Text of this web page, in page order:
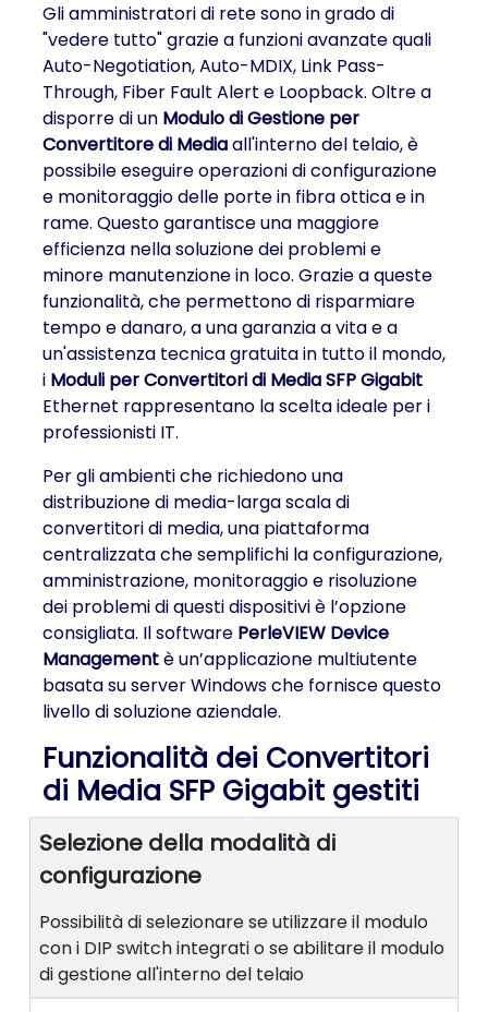
Gli amministratori di rete sono in grado di
"vedere tutto" grazie a funzioni avanzate quali
Auto-Negotiation, Auto-MDIX, Link Pass-
Through, Fiber Fault Alert e Loopback. Oltre a
disporre di un Modulo di Gestione per
Convertitore di Mediaall'interno del telaio, è
possibile eseguire operazioni di configurazione
e monitoraggio delle porte in fibra ottica e in
rame. Questo garantisce una maggiore
efficienza nella soluzione dei problemi e
minore manutenzione in loco. Grazie a queste
funzionalità, che permettono di risparmiare
tempo e danaro, a una garanzia a vita e a
un'assistenza tecnica gratuita in tutto il mondo,
i Moduli per Convertitori di Media SFP Gigabit
Ethernet rappresentano la scelta ideale per i
professionisti IT.
Per gli ambienti che richiedono una
distribuzione di media-larga scala di
convertitori di media, una piattaforma
centralizzata che semplifichi la configurazione,
amministrazione, monitoraggio e risoluzione
dei problemi di questi dispositivi è l’opzione
consigliata. Il software PerleVIEW Device
Managementè un’applicazione multiutente
basata su server Windows che fornisce questo
livello di soluzione aziendale.
Funzionalità dei Convertitori
di Media SFP Gigabit gestiti
Selezione della modalità di
configurazione
Possibilità di selezionare se utilizzare il modulo
con i DIP switch integrati o se abilitare il modulo
di gestione all'interno del telaio